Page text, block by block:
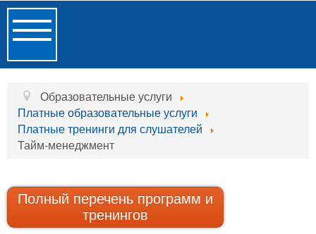
Toggle
Navigation
Главная
Об учреждении
Новости
Образовательные услуги
Услуги проживания
Образовательные услуги
Платные образовательные услуги
Платные тренинги для слушателей
Тайм-менеджмент
Полный перечень программ и
тренингов